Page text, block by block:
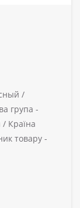
/
група -
/ Країна
товару -